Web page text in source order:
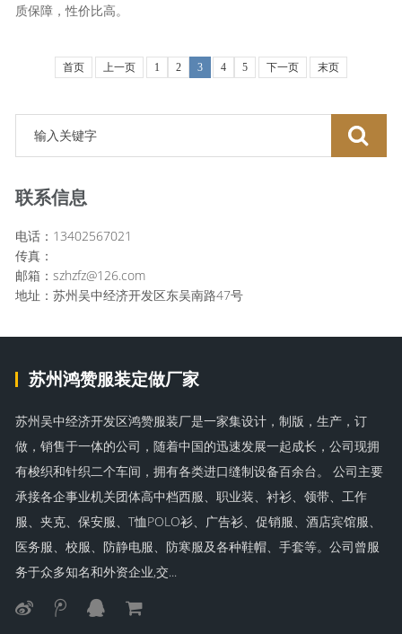
质保障，性价比高。
首页 上一页 1 2 3 4 5 下一页 末页
联系信息
电话：13402567021
传真：
邮箱：szhzfz@126.com
地址：苏州吴中经济开发区东吴南路47号
苏州鸿赞服装定做厂家
苏州吴中经济开发区鸿赞服装厂是一家集设计，制版，生产，订
做，销售于一体的公司，随着中国的迅速发展一起成长，公司现拥
有梭织和针织二个车间，拥有各类进口缝制设备百余台。 公司主要
承接各企事业机关团体高中档西服、职业装、衬衫、领带、工作
服、夹克、保安服、T恤POLO衫、广告衫、促销服、酒店宾馆服、
医务服、校服、防静电服、防寒服及各种鞋帽、手套等。公司曾服
务于众多知名和外资企业,交...